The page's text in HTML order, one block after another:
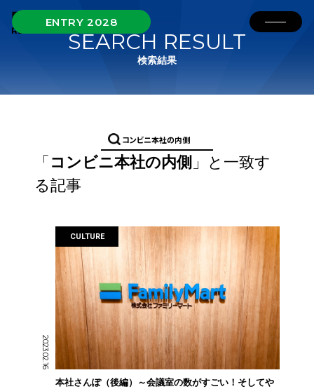
ENTRY 2028
SEARCH RESULT
検索結果
「 コンビニ本社の内側 」と一致す
る記事
2023.02.16
CULTURE
本社さんぽ（後編）～会議室の数がすごい！そしてや